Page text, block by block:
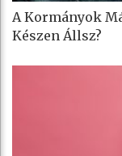
A Kormányok
Készen Állsz?